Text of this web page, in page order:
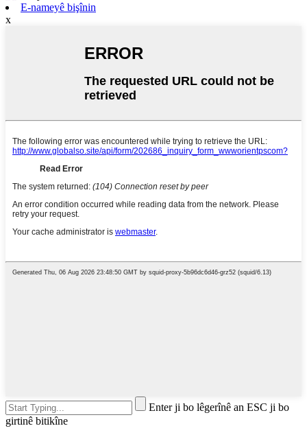
E-nameyê bişînin
x
Enter ji bo lêgerînê an ESC ji bo
girtinê bitikîne